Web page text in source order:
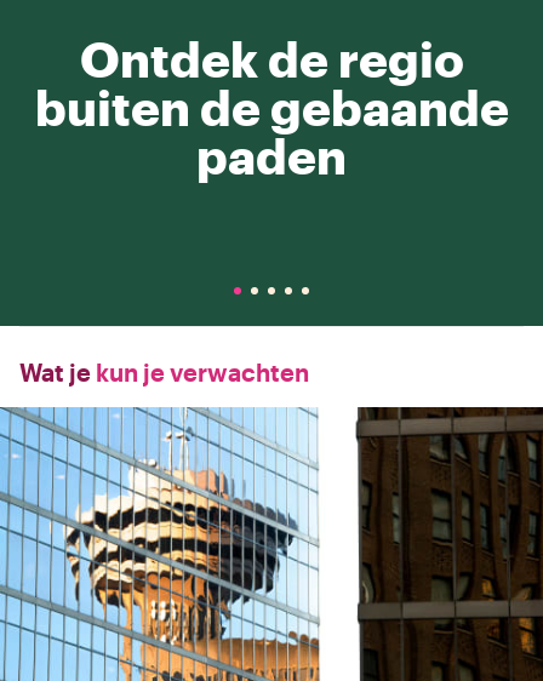
Ontdek de regio
buiten de gebaande
paden
Wat je kun je verwachten